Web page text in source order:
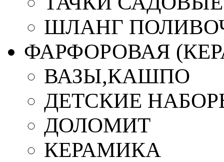
ШЛАНГ
ФАРФОРОВАЯ
ВАЗЫ,КАШПО
ДЕТСКИЕ
ДОЛОМИТ
КЕРАМИКА